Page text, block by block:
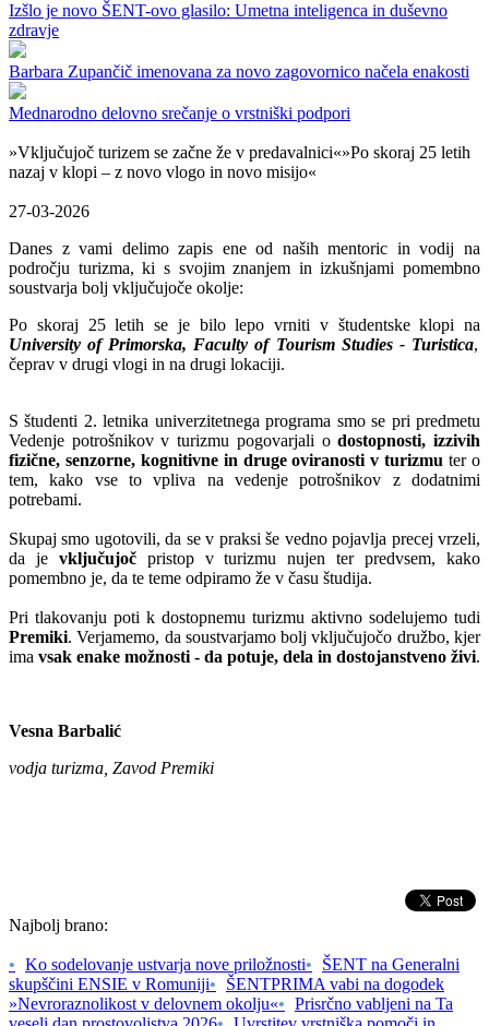
Izšlo je novo ŠENT-ovo glasilo: Umetna inteligenca in duševno
zdravje
Barbara Zupančič imenovana za novo zagovornico načela enakosti
Mednarodno delovno srečanje o vrstniški podpori
»Vključujoč turizem se začne že v predavalnici«»Po skoraj 25 letih
nazaj v klopi – z novo vlogo in novo misijo«
27-03-2026
Danes z vami delimo zapis ene od naših mentoric in vodij na
področju turizma, ki s svojim znanjem in izkušnjami pomembno
soustvarja bolj vključujoče okolje:
Po skoraj 25 letih se je bilo lepo vrniti v študentske klopi na
University of Primorska, Faculty of Tourism Studies - Turistica,
čeprav v drugi vlogi in na drugi lokaciji.
S študenti 2. letnika univerzitetnega programa smo se pri predmetu
Vedenje potrošnikov v turizmu pogovarjali odostopnosti, izzivih
fizične, senzorne, kognitivne in druge oviranosti v turizmu ter o
tem, kako vse to vpliva na vedenje potrošnikov z dodatnimi
potrebami.
Skupaj smo ugotovili, da se v praksi še vedno pojavlja precej vrzeli,
da je vključujočpristop v turizmu nujen ter predvsem, kako
pomembno je, da te teme odpiramo že v času študija.
Pri tlakovanju poti k dostopnemu turizmu aktivno sodelujemo tudi
Premiki. Verjamemo, da soustvarjamo bolj vključujočo družbo, kjer
ima vsak enake možnosti - da potuje, dela in dostojanstveno živi.
Vesna Barbalić
vodja turizma, Zavod Premiki
Najbolj brano:
• Ko sodelovanje ustvarja nove priložnosti•
ŠENT na Generalni
skupščini ENSIE v Romuniji•
ŠENTPRIMA vabi na dogodek
»Nevroraznolikost v delovnem okolju«• Prisrčno vabljeni na Ta